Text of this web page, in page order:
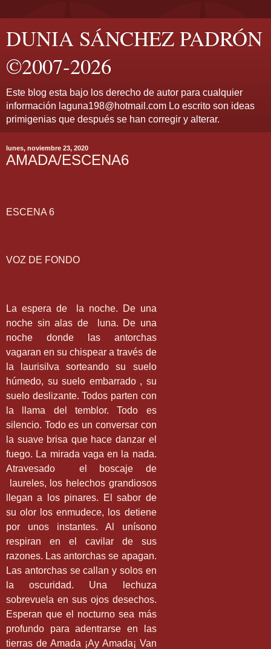
DUNIA SÁNCHEZ PADRÓN
©2007-2026
Este blog esta bajo los derecho de autor para cualquier
información laguna198@hotmail.com Lo escrito son ideas
primigenias que después se han corregir y alterar.
lunes, noviembre 23, 2020
AMADA/ESCENA6
ESCENA 6
VOZ DE FONDO
La espera de
la noche. De una
noche sin alas de
luna. De una
noche donde las antorchas
vagaran en su chispear a través de
la laurisilva sorteando su suelo
húmedo, su suelo embarrado , su
suelo deslizante. Todos parten con
la llama del temblor. Todo es
silencio. Todo es un conversar con
la suave brisa que hace danzar el
fuego. La mirada vaga en la nada.
Atravesado
el boscaje de
laureles, los helechos grandiosos
llegan a los pinares. El sabor de
su olor los enmudece, los detiene
por unos instantes. Al unísono
respiran en el cavilar de sus
razones. Las antorchas se apagan.
Las antorchas se callan y solos en
la oscuridad. Una lechuza
sobrevuela en sus ojos desechos.
Esperan que el nocturno sea más
profundo para adentrarse en las
tierras de Amada ¡Ay Amada¡ Van